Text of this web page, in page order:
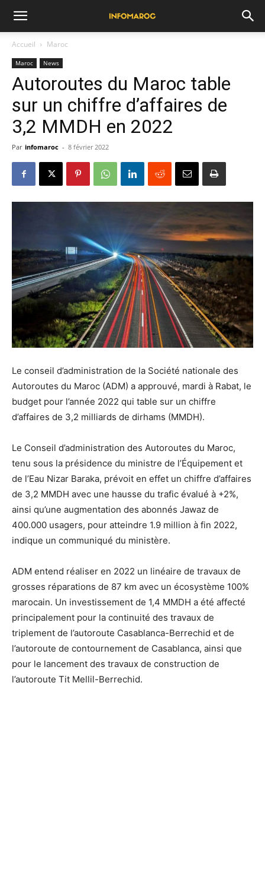
Accueil Maroc
Maroc News
Autoroutes du Maroc table
sur un chiffre d’affaires de
3,2 MMDH en 2022
Par infomaroc - 8 février 2022
Le conseil d’administration de la Société nationale des
Autoroutes du Maroc (ADM) a approuvé, mardi à Rabat, le
budget pour l’année 2022 qui table sur un chiffre
d’affaires de 3,2 milliards de dirhams (MMDH).
Le Conseil d’administration des Autoroutes du Maroc,
tenu sous la présidence du ministre de l’Équipement et
de l’Eau Nizar Baraka, prévoit en effet un chiffre d’affaires
de 3,2 MMDH avec une hausse du trafic évalué à +2%,
ainsi qu’une augmentation des abonnés Jawaz de
400.000 usagers, pour atteindre 1.9 million à fin 2022,
indique un communiqué du ministère.
ADM entend réaliser en 2022 un linéaire de travaux de
grosses réparations de 87 km avec un écosystème 100%
marocain. Un investissement de 1,4 MMDH a été affecté
principalement pour la continuité des travaux de
triplement de l’autoroute Casablanca-Berrechid et de
l’autoroute de contournement de Casablanca, ainsi que
pour le lancement des travaux de construction de
l’autoroute Tit Mellil-Berrechid.